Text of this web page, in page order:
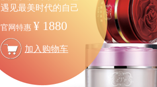
遇见最美时代的自己
官网特惠 ¥ 1880
加入购物车